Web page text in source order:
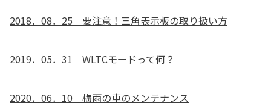
2018．08．25 要注意！三角表示板の取り扱い方
2019．05．31 WLTCモードって何？
2020．06．10 梅雨の車のメンテナンス